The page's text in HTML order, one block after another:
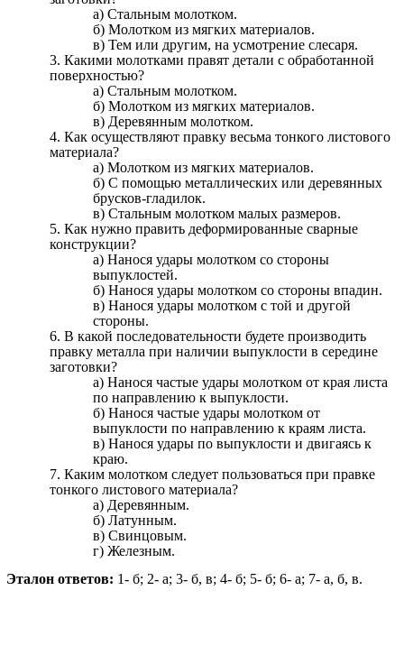
а) Стальным молотком.
б) Молотком из мягких материалов.
в) Тем или другим, на усмотрение слесаря.
3. Какими молотками правят детали с обработанной
поверхностью?
а) Стальным молотком.
б) Молотком из мягких материалов.
в) Деревянным молотком.
4. Как осуществляют правку весьма тонкого листового
материала?
а) Молотком из мягких материалов.
б) С помощью металлических или деревянных
брусков-гладилок.
в) Стальным молотком малых размеров.
5. Как нужно править деформированные сварные
конструкции?
а) Нанося удары молотком со стороны
выпуклостей.
б) Нанося удары молотком со стороны впадин.
в) Нанося удары молотком с той и другой
стороны.
6. В какой последовательности будете производить
правку металла при наличии выпуклости в середине
заготовки?
а) Нанося частые удары молотком от края листа
по направлению к выпуклости.
б) Нанося частые удары молотком от
выпуклости по направлению к краям листа.
в) Нанося удары по выпуклости и двигаясь к
краю.
7. Каким молотком следует пользоваться при правке
тонкого листового материала?
а) Деревянным.
б) Латунным.
в) Свинцовым.
г) Железным.
Эталон ответов: 1- б; 2- а; 3- б, в; 4- б; 5- б; 6- а; 7- а, б, в.